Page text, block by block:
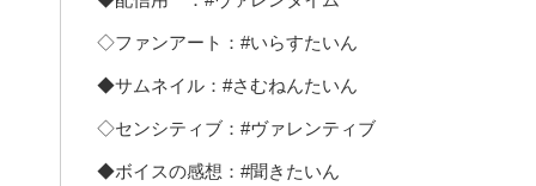
◇ファンアート：#いらすたいん
◆サムネイル：#さむねんたいん
◇センシティブ：#ヴァレンティブ
◆ボイスの感想：#聞きたいん